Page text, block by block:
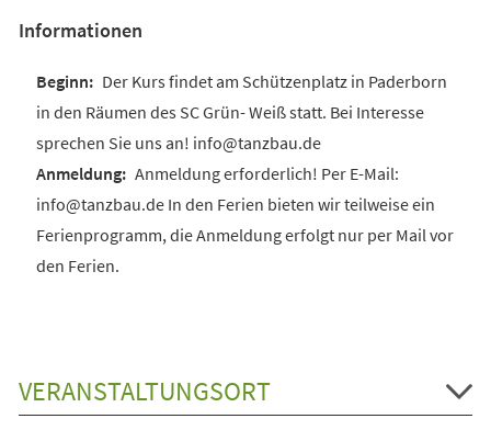
Informationen
Der Kurs findet am Schützenplatz in Paderborn
in den Räumen des SC Grün- Weiß statt. Bei Interesse
sprechen Sie uns an! info@tanzbau.de
Anmeldung erforderlich! Per E-Mail:
info@tanzbau.de In den Ferien bieten wir teilweise ein
Ferienprogramm, die Anmeldung erfolgt nur per Mail vor
den Ferien.
VERANSTALTUNGSORT